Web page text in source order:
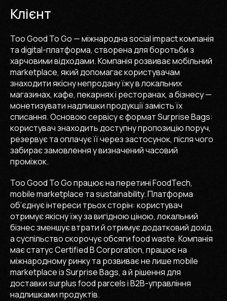
Клієнт
Too Good To Go — міжнародна social impact компанія
та digital-платформа, створена для боротьби з
харчовими відходами. Компанія розвиває мобільний
marketplace, який допомагає користувачам
знаходити якісну непродану їжу в локальних
магазинах, кафе, пекарнях і ресторанах, а бізнесу —
монетизувати надлишки продукції замість їх
списання. Основою сервісу є формат Surprise Bags:
користувач знаходить доступну пропозицію поруч,
резервує та оплачує її через застосунок, після чого
забирає замовлення у визначений часовий
проміжок.
Too Good To Go працює на перетині FoodTech,
mobile marketplace та sustainability. Платформа
об’єднує інтереси трьох сторін: користувач
отримує якісну їжу за вигідною ціною, локальний
бізнес зменшує втрати й отримує додатковий дохід,
а суспільство скорочує обсяги food waste. Компанія
має статус Certified B Corporation, працює на
міжнародному ринку та розвиває не лише mobile
marketplace із Surprise Bags, а й рішення для
доставки surplus food parcels і B2B-управління
надлишками продуктів.